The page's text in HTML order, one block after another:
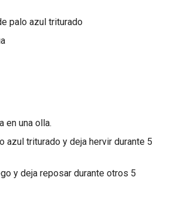
palo azul triturado
en una olla.
azul triturado y deja hervir durante 5
y deja reposar durante otros 5